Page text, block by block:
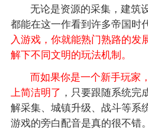
无论是资源的采集，建筑
都能在这一作看到许多帝国时
入游戏，你就能熟门熟路的发
解下不同文明的玩法机制。
而如果你是一个新手玩家
上简洁明了 ，只要跟随系统完
解采集、城镇升级、战斗等系
游戏的旁白配音是真的很不错。